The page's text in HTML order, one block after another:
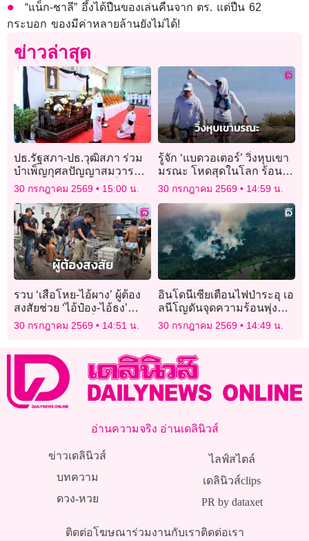
“แน็ก-ชาลี” อึ้งได้ปืนของเล่นคืนจาก ตร. แต่ปืน 62
กระบอก ของมีค่าหลายล้านยังไม่ได้!
ข่าวล่าสุด
ปธ.รัฐสภา-ปธ.วุฒิสภา ร่วม
บำเพ็ญกุศลปัญญาสมวาร
ถวายพระกุศลแด่สมเด็จ
พระเจ้าลูกเธอ เจ้าฟ้าพัชรกิติ
ยาภาฯ
30 กรกฎาคม 2569 15:00 น.
รู้จัก ‘แบดวอเตอร์’ วิ่งหุบเขา
มรณะ โหดสุดในโลก ร้อน
ระอุทะลุ 50 องศาฯ ระยะ
217 กม.
30 กรกฎาคม 2569 14:59 น.
รวบ ‘เสือโหย-ไอ้ผาง’ ผู้ต้อง
สงสัยช่วย ‘ไอ้ป๋อง-ไอ้ธง’
หลบหนี คดีสองพี่น้องรัสเซีย
หายปริศนา
30 กรกฎาคม 2569 14:51 น.
อินโดนีเซียเตือนไฟป่าระอุ เอ
ลนีโญดันจุดความร้อนพุ่ง
กว่า 5,000 แห่ง
30 กรกฎาคม 2569 14:49 น.
อ่านความจริง อ่านเดลินิวส์
ข่าวเดลินิวส์
บทความ
ดวง-หวย
ไลฟ์สไตล์
เดลินิวส์clips
PR by dataxet
ติดต่อโฆษณาร่วมงานกับเราติดต่อเรา